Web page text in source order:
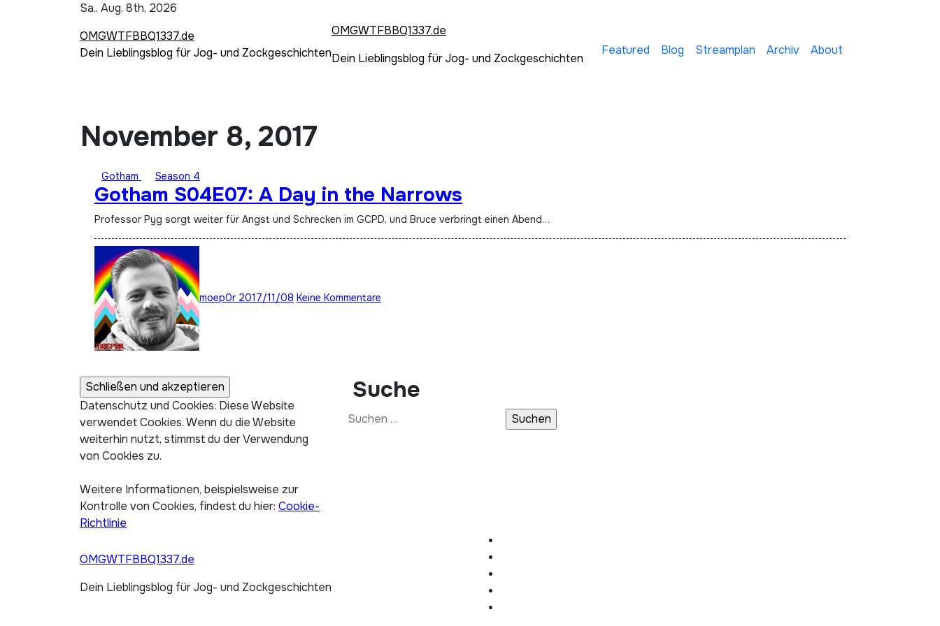
Sa.. Aug. 8th, 2026
OMGWTFBBQ1337.de
Dein Lieblingsblog für Jog- und Zockgeschichten
OMGWTFBBQ1337.de
Dein Lieblingsblog für Jog- und Zockgeschichten
Featured Blog Streamplan Archiv About
November 8, 2017
Gotham Season 4
Gotham S04E07: A Day in the Narrows
Professor Pyg sorgt weiter für Angst und Schrecken im GCPD, und Bruce verbringt einen Abend…
moep0r 2017/11/08 Keine Kommentare
Datenschutz und Cookies: Diese Website
verwendet Cookies. Wenn du die Website
weiterhin nutzt, stimmst du der Verwendung
von Cookies zu.
Weitere Informationen, beispielsweise zur
Kontrolle von Cookies, findest du hier: Cookie-
Richtlinie
Suche
Suchen
OMGWTFBBQ1337.de
Dein Lieblingsblog für Jog- und Zockgeschichten